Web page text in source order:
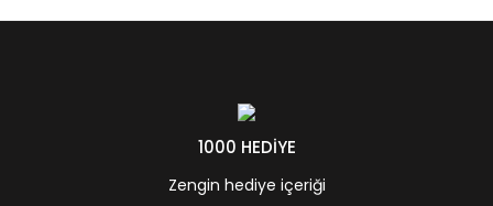
1000 HEDİYE
Zengin hediye içeriği